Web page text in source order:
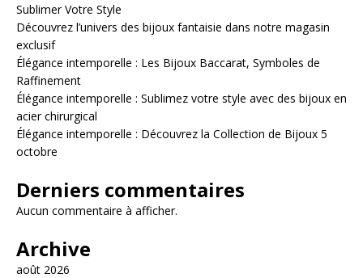
Sublimer Votre Style
Découvrez l’univers des bijoux fantaisie dans notre magasin
exclusif
Élégance intemporelle : Les Bijoux Baccarat, Symboles de
Raffinement
Élégance intemporelle : Sublimez votre style avec des bijoux en
acier chirurgical
Élégance intemporelle : Découvrez la Collection de Bijoux 5
octobre
Derniers commentaires
Aucun commentaire à afficher.
Archive
août 2026